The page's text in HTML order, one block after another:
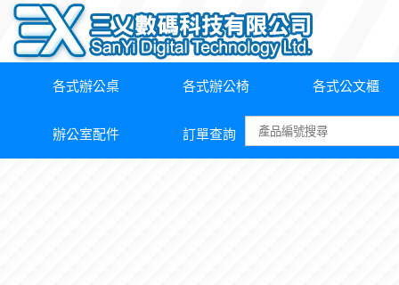
各式辦公桌 各式辦公椅 各式公文櫃
辦公室配件 訂單查詢